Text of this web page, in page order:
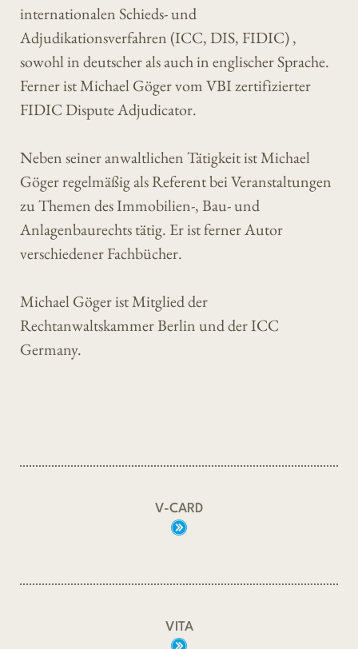
internationalen Schieds- und
Adjudikationsverfahren (ICC, DIS, FIDIC) ,
sowohl in deutscher als auch in englischer Sprache.
Ferner ist Michael Göger vom VBI zertifizierter
FIDIC Dispute Adjudicator.
Neben seiner anwaltlichen Tätigkeit ist Michael
Göger regelmäßig als Referent bei Veranstaltungen
zu Themen des Immobilien-, Bau- und
Anlagenbaurechts tätig. Er ist ferner Autor
verschiedener Fachbücher.
Michael Göger ist Mitglied der
Rechtanwaltskammer Berlin und der ICC
Germany.
V-CARD
VITA